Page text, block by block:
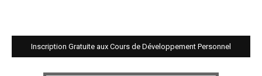
Inscription Gratuite aux Cours de Développement Personnel